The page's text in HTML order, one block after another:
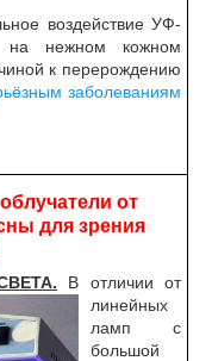
воздействие УФ-
на нежном кожном
к перерождению
заболеваниям
от
для зрения
В отличии от
линейных
ламп с
большой